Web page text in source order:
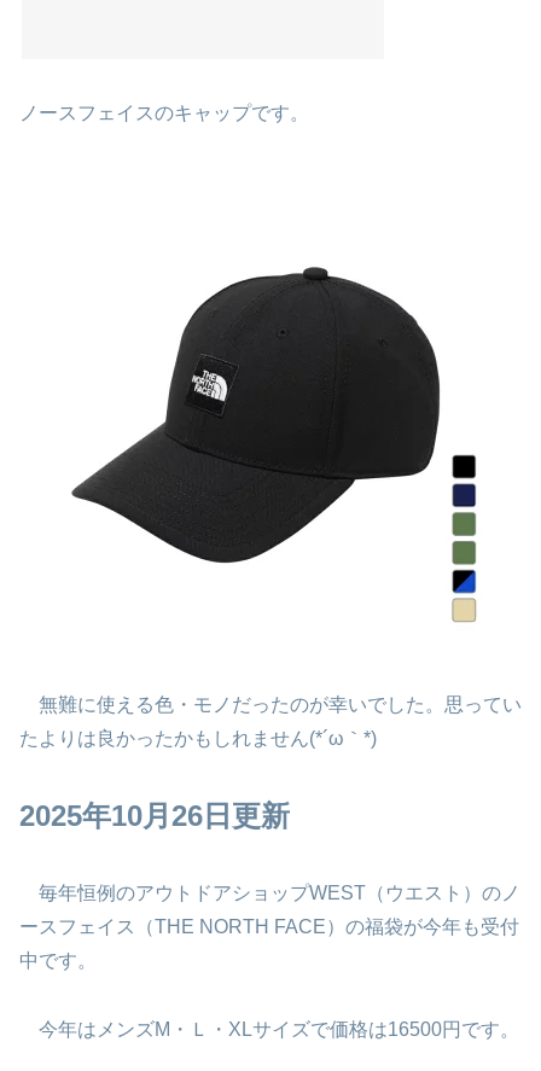
ノースフェイスのキャップです。
無難に使える色・モノだったのが幸いでした。思ってい
たよりは良かったかもしれません(*´ω｀*)
2025年10月26日更新
毎年恒例のアウトドアショップWEST（ウエスト）のノ
ースフェイス（THE NORTH FACE）の福袋が今年も受付
中です。
今年はメンズM・Ｌ・XLサイズで価格は16500円です。